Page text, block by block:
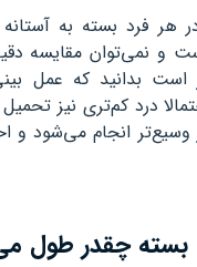
هر فرد بسته به
و نمی‌توان مقایسه
است بدانید که عمل
درد کم‌تری نیز
انجام می‌شود و
بسته چقدر طول